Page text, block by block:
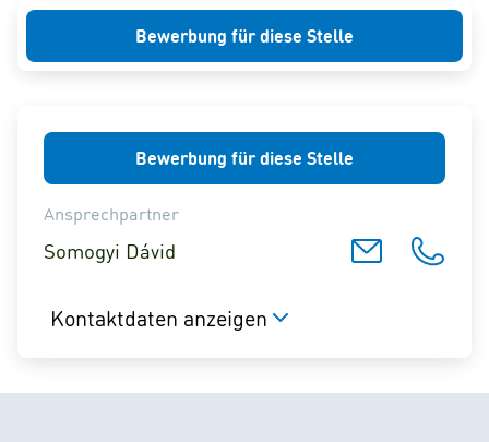
Bewerbung für diese Stelle
Bewerbung für diese Stelle
Ansprechpartner
Somogyi Dávid
Kontaktdaten anzeigen